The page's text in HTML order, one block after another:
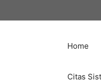
al
Home
Citas